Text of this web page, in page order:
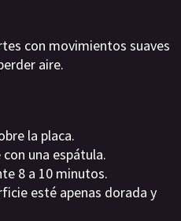
con movimientos suaves
aire.
la placa.
una espátula.
8 a 10 minutos.
esté apenas dorada y